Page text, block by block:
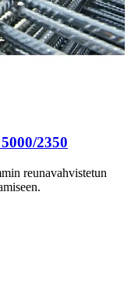
2350
reunavahvistetun